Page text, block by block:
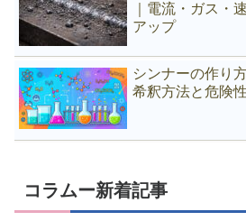
｜電流・ガス・
アップ
シンナーの作り
希釈方法と危険性
コラムー新着記事